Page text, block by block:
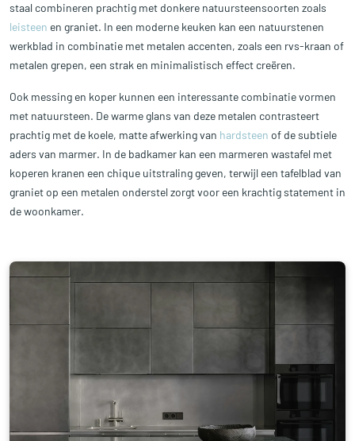
staal combineren prachtig met donkere natuursteensoorten zoals
leisteen en graniet. In een moderne keuken kan een natuurstenen
werkblad in combinatie met metalen accenten, zoals een rvs-kraan of
metalen grepen, een strak en minimalistisch effect creëren.
Ook messing en koper kunnen een interessante combinatie vormen
met natuursteen. De warme glans van deze metalen contrasteert
prachtig met de koele, matte afwerking van hardsteen of de subtiele
aders van marmer. In de badkamer kan een marmeren wastafel met
koperen kranen een chique uitstraling geven, terwijl een tafelblad van
graniet op een metalen onderstel zorgt voor een krachtig statement in
de woonkamer.